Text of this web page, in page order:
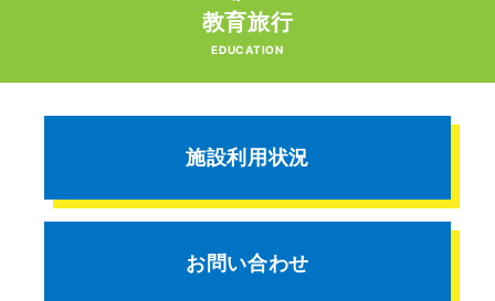
教育旅行
EDUCATION
施設利用状況
お問い合わせ